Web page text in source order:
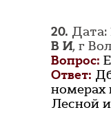
20. Дата:
В И, г
Вопрос:
Ответ:
номерах
Лесной